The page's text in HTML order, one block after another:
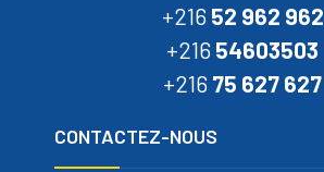
+216 52 962 962
+216 54603503
+216 75 627 627
CONTACTEZ-NOUS